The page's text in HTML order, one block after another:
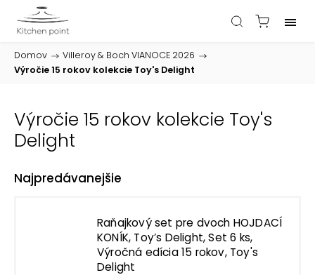
Domov / Villeroy & Boch VIANOCE 2026 /
Výročie 15 rokov kolekcie Toy's Delight
Výročie 15 rokov kolekcie Toy's
Delight
Najpredávanejšie
Raňajkový set pre dvoch HOJDACÍ
KONÍK, Toy’s Delight, Set 6 ks,
Výročná edícia 15 rokov, Toy's
Delight